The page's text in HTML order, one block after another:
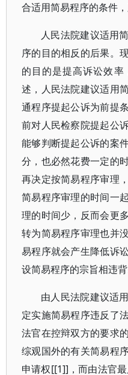
合适用简易程序的条件
人民法院建议适用
序的目的相反的后果。
的目的是提高诉讼效
述，人民法院建议适用
通程序提起公诉为前提
前对人民检察院提起公
能够判断提起公诉的案
分，也必然花费一定的
再决定按简易程序审理
简易程序审理的时间一
理的时间少，反而会更
转为简易程序审理也并
易程序就会产生降低诉
设简易程序的宗旨相违背
由人民法院建议适
定实施简易程序违反了
法官在控辩双方的要求
综观国外的有关简易程
申请权[[1]]，而由法官